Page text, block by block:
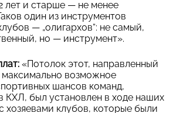
лет и старше — не менее
один из инструментов
— „олигархов“: не самый,
но — инструмент».
«Потолок этот, направленный
максимально возможное
шансов команд,
КХЛ, был установлен в ходе наших
хозяевами клубов, которые были